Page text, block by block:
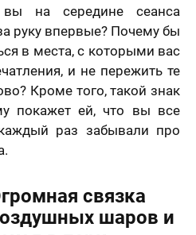
на середине сеанса
руку впервые? Почему бы
в места, с которыми вас
и не пережить те
Кроме того, такой знак
покажет ей, что вы все
раз забывали про
связка
шаров и